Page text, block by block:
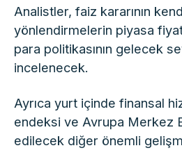
Analistler, faiz kararının
yönlendirmelerin piyasa
para politikasının gelecek
incelenecek.
Ayrıca yurt içinde finansal
endeksi ve Avrupa Merkez
edilecek diğer önemli